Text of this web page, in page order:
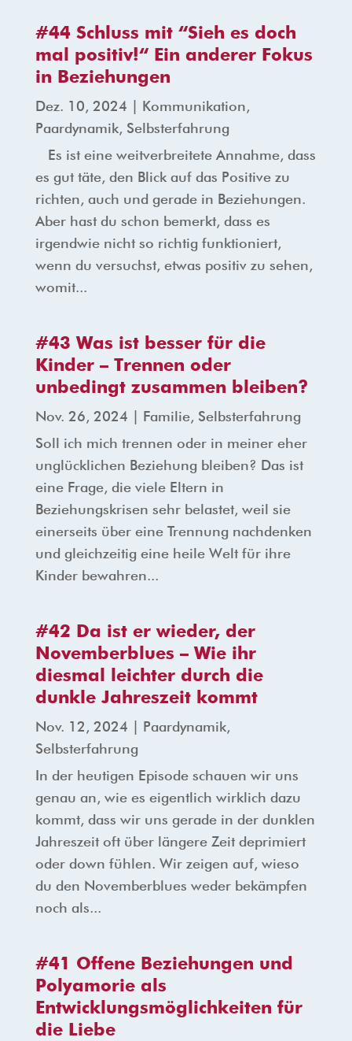
#44 Schluss mit “Sieh es doch
mal positiv!“ Ein anderer Fokus
in Beziehungen
Dez. 10, 2024 Kommunikation,
Paardynamik, Selbsterfahrung
Es ist eine weitverbreitete Annahme, dass
es gut täte, den Blick auf das Positive zu
richten, auch und gerade in Beziehungen.
Aber hast du schon bemerkt, dass es
irgendwie nicht so richtig funktioniert,
wenn du versuchst, etwas positiv zu sehen,
womit...
#43 Was ist besser für die
Kinder – Trennen oder
unbedingt zusammen bleiben?
Nov. 26, 2024 Familie, Selbsterfahrung
Soll ich mich trennen oder in meiner eher
unglücklichen Beziehung bleiben? Das ist
eine Frage, die viele Eltern in
Beziehungskrisen sehr belastet, weil sie
einerseits über eine Trennung nachdenken
und gleichzeitig eine heile Welt für ihre
Kinder bewahren...
#42 Da ist er wieder, der
Novemberblues – Wie ihr
diesmal leichter durch die
dunkle Jahreszeit kommt
Nov. 12, 2024 Paardynamik,
Selbsterfahrung
In der heutigen Episode schauen wir uns
genau an, wie es eigentlich wirklich dazu
kommt, dass wir uns gerade in der dunklen
Jahreszeit oft über längere Zeit deprimiert
oder down fühlen. Wir zeigen auf, wieso
du den Novemberblues weder bekämpfen
noch als...
#41 Offene Beziehungen und
Polyamorie als
Entwicklungsmöglichkeiten für
die Liebe